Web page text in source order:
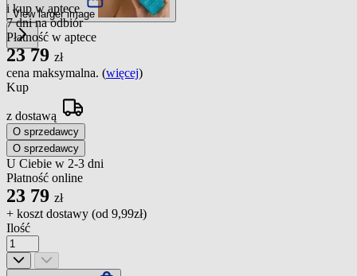
View larger image
i kup w aptece
7 dni na odbiór
Płatność w aptece
23 79 zł
cena maksymalna. (więcej)
Kup
z dostawą
O sprzedawcy
O sprzedawcy
U Ciebie w 2-3 dni
Płatność online
23 79 zł
+ koszt dostawy (od 9,99zł)
Ilość